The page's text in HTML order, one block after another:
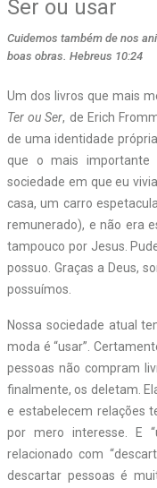
Ser ou usar
Cuidemos também de nos
boas obras. Hebreus 10:24
Um dos livros que mais
Ter ou Ser, de Erich
de uma identidade
que o mais
sociedade em que eu
casa, um carro
remunerado), e não era
tampouco por Jesus.
possuo. Graças a Deus,
possuímos.
Nossa sociedade atual
moda é “usar”.
pessoas não compram
finalmente, os deletam.
e estabelecem relações
por mero interesse. E
relacionado com
descartar pessoas é